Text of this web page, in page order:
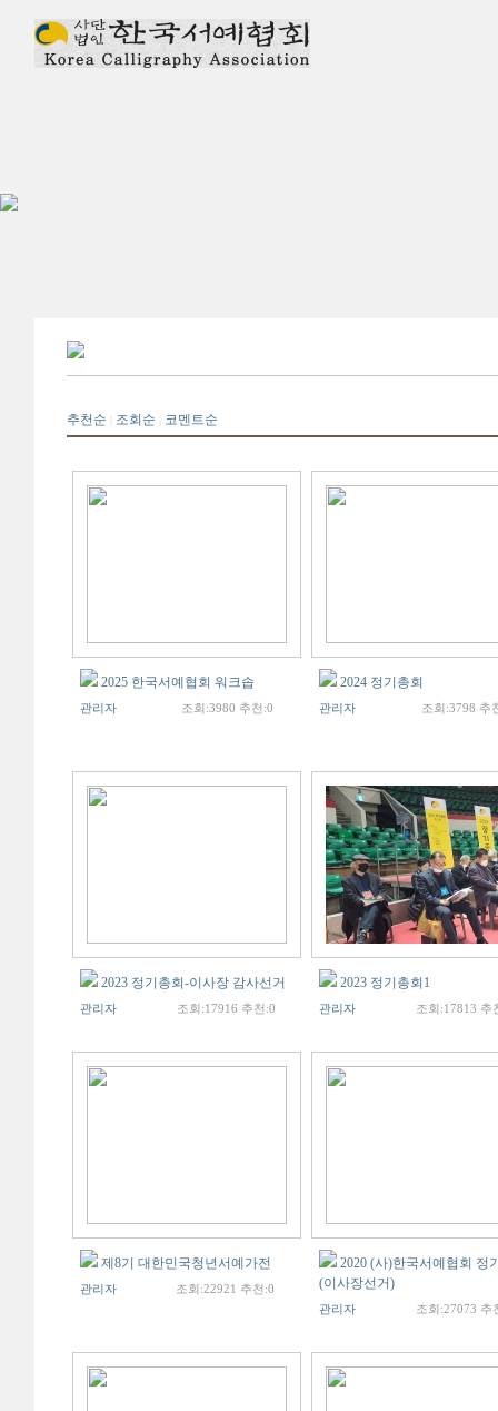
추천순 조회순 코멘트순
2025 한국서예협회 워크솝
관리자 조회:3980 추천:0
2024 정기총회
관리자 조회:3798 추
2023 정기총회-이사장 감사선거
관리자 조회:17916 추천:0
2023 정기총회1
관리자 조회:17813 추
제8기 대한민국청년서예가전
관리자 조회:22921 추천:0
2020 (사)한국서예협회 정
(이사장선거)
관리자 조회:27073 추